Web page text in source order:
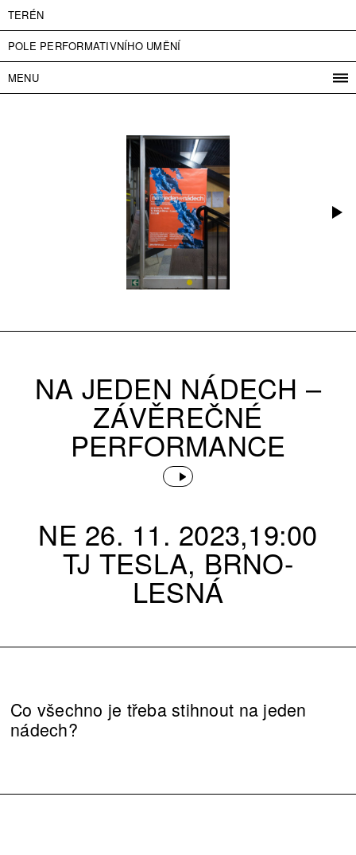
TERÉN
POLE PERFORMATIVNÍHO UMĚNÍ
MENU
ENGLISH
NA JEDEN NÁDECH –
ZÁVĚREČNÉ
PERFORMANCE
NE 26. 11. 2023,19:00
TJ TESLA, BRNO-
LESNÁ
Co všechno je třeba stihnout na jeden
nádech?